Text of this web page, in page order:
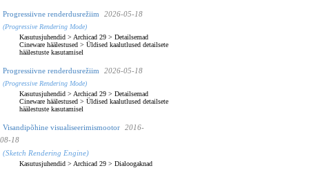
Progressiivne renderdusrežiim 2026-05-18
(Progressive Rendering Mode)
Kasutusjuhendid > Archicad 29 > Detailsemad
Cineware häälestused > Üldised kaalutlused detailsete
häälestuste kasutamisel
Progressiivne renderdusrežiim 2026-05-18
(Progressive Rendering Mode)
Kasutusjuhendid > Archicad 29 > Detailsemad
Cineware häälestused > Üldised kaalutlused detailsete
häälestuste kasutamisel
Visandipõhine visualiseerimismootor
2016-
08-18
(Sketch Rendering Engine)
Kasutusjuhendid > Archicad 29 > Dialoogaknad